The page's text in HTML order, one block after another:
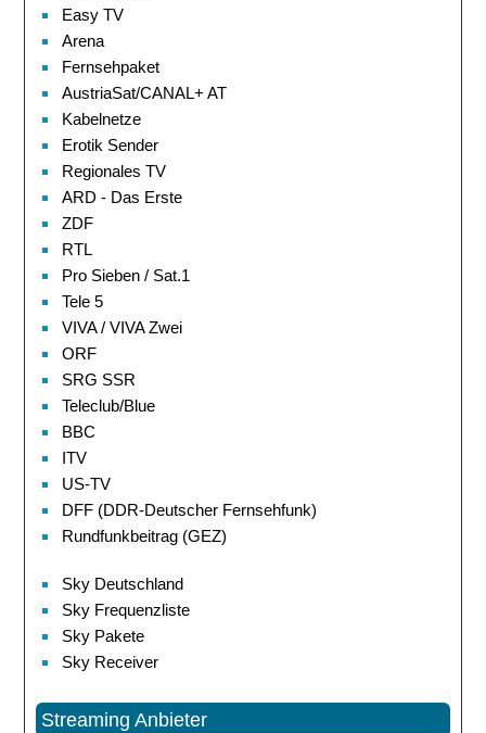
Easy TV
Arena
Fernsehpaket
AustriaSat/CANAL+ AT
Kabelnetze
Erotik Sender
Regionales TV
ARD - Das Erste
ZDF
RTL
Pro Sieben / Sat.1
Tele 5
VIVA / VIVA Zwei
ORF
SRG SSR
Teleclub/Blue
BBC
ITV
US-TV
DFF (DDR-Deutscher Fernsehfunk)
Rundfunkbeitrag (GEZ)
Sky Deutschland
Sky Frequenzliste
Sky Pakete
Sky Receiver
Streaming Anbieter